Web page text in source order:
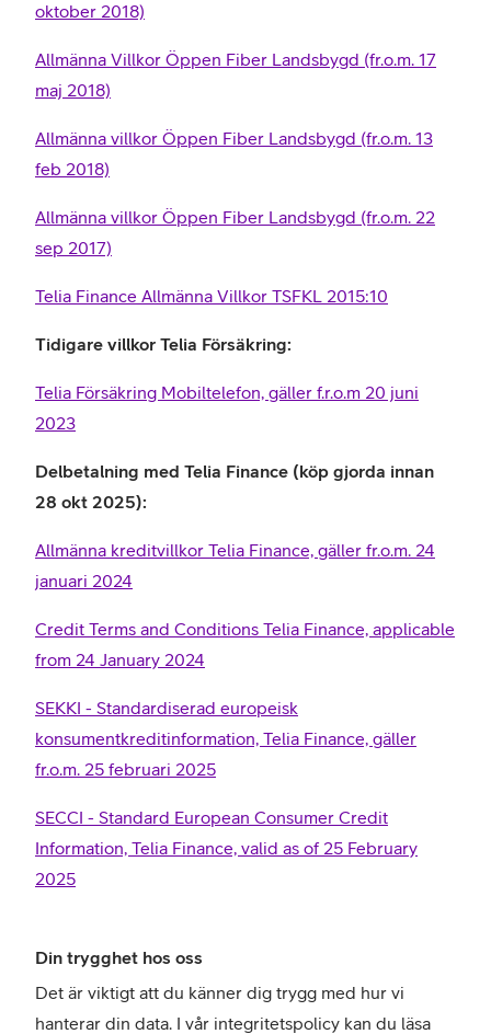
oktober 2018)
Allmänna Villkor Öppen Fiber Landsbygd (fr.o.m. 17
maj 2018)
Allmänna villkor Öppen Fiber Landsbygd (fr.o.m. 13
feb 2018)
Allmänna villkor Öppen Fiber Landsbygd (fr.o.m. 22
sep 2017)
Telia Finance Allmänna Villkor TSFKL 2015:10
Tidigare villkor Telia Försäkring:
Telia Försäkring Mobiltelefon, gäller f.r.o.m 20 juni
2023
Delbetalning med Telia Finance (köp gjorda innan
28 okt 2025):
Allmänna kreditvillkor Telia Finance, gäller fr.o.m. 24
januari 2024
Credit Terms and Conditions Telia Finance, applicable
from 24 January 2024
SEKKI - Standardiserad europeisk
konsumentkreditinformation, Telia Finance, gäller
fr.o.m. 25 februari 2025
SECCI - Standard European Consumer Credit
Information, Telia Finance, valid as of 25 February
2025
Din trygghet hos oss
Det är viktigt att du känner dig trygg med hur vi
hanterar din data. I vår integritetspolicy kan du läsa